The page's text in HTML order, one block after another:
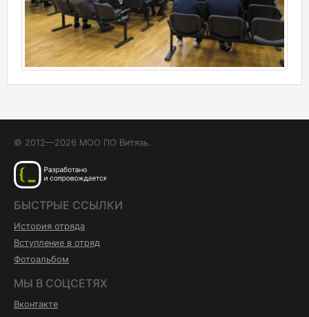
© 2012—2026 МОО ПО Витязь.
БЫСТРЫЕ ССЫЛКИ
История отряда
Вступление в отряд
Фотоальбом
МЫ В СОЦСЕТЯХ
Вконтакте